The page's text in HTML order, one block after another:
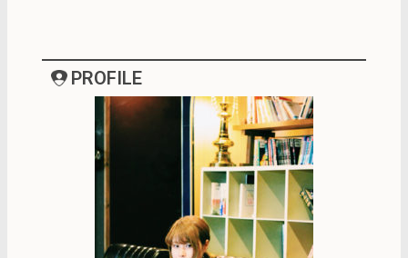
PROFILE